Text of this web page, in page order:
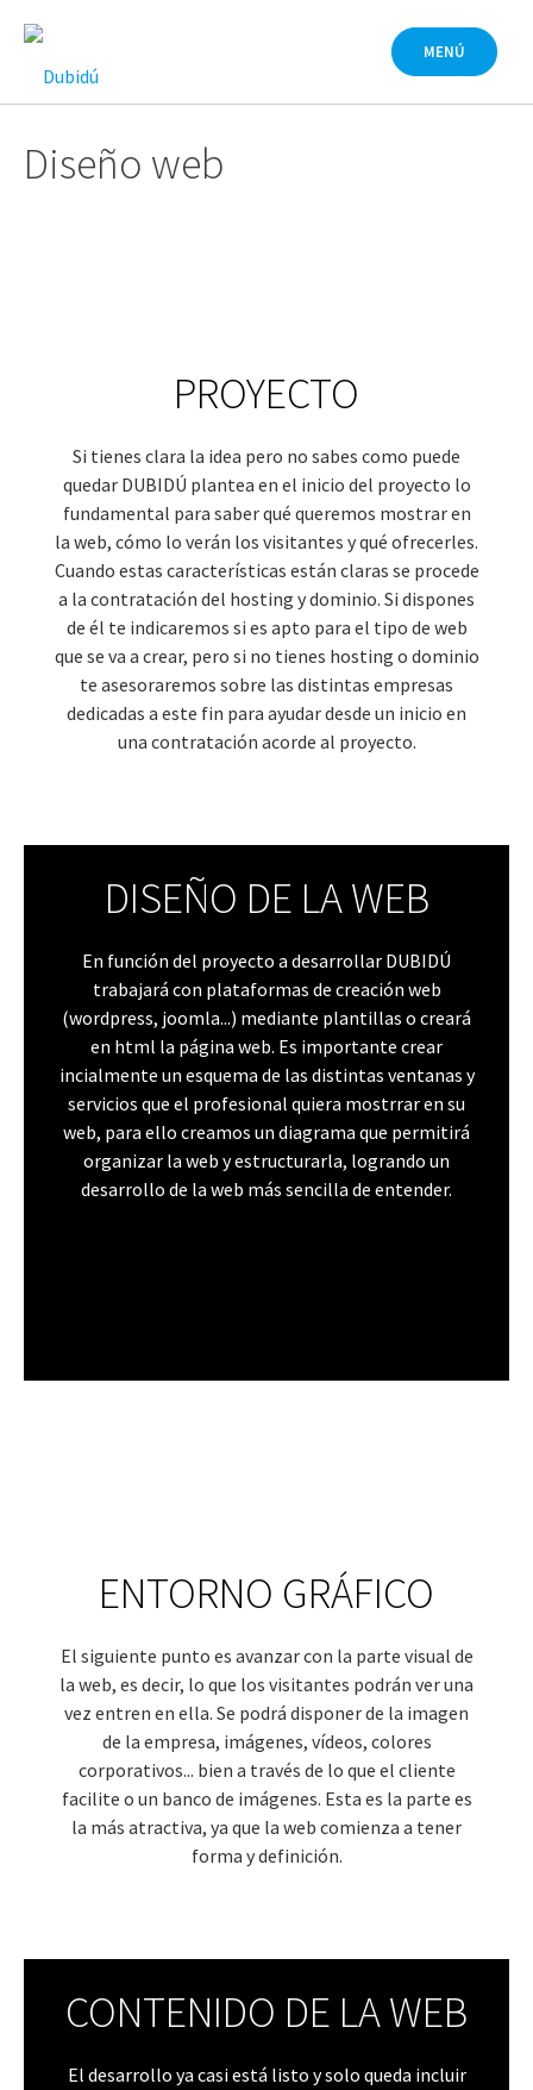
contenido
MENÚ
Diseño web
PROYECTO
Si tienes clara la idea pero no sabes como puede
quedar DUBIDÚ plantea en el inicio del proyecto lo
fundamental para saber qué queremos mostrar en
la web, cómo lo verán los visitantes y qué ofrecerles.
Cuando estas características están claras se procede
a la contratación del hosting y dominio. Si dispones
de él te indicaremos si es apto para el tipo de web
que se va a crear, pero si no tienes hosting o dominio
te asesoraremos sobre las distintas empresas
dedicadas a este fin para ayudar desde un inicio en
una contratación acorde al proyecto.
DISEÑO DE LA WEB
En función del proyecto a desarrollar DUBIDÚ
trabajará con plataformas de creación web
(wordpress, joomla...) mediante plantillas o creará
en html la página web. Es importante crear
incialmente un esquema de las distintas ventanas y
servicios que el profesional quiera mostrrar en su
web, para ello creamos un diagrama que permitirá
organizar la web y estructurarla, logrando un
desarrollo de la web más sencilla de entender.
ENTORNO GRÁFICO
El siguiente punto es avanzar con la parte visual de
la web, es decir, lo que los visitantes podrán ver una
vez entren en ella. Se podrá disponer de la imagen
de la empresa, imágenes, vídeos, colores
corporativos... bien a través de lo que el cliente
facilite o un banco de imágenes. Esta es la parte es
la más atractiva, ya que la web comienza a tener
forma y definición.
CONTENIDO DE LA WEB
El desarrollo ya casi está listo y solo queda incluir